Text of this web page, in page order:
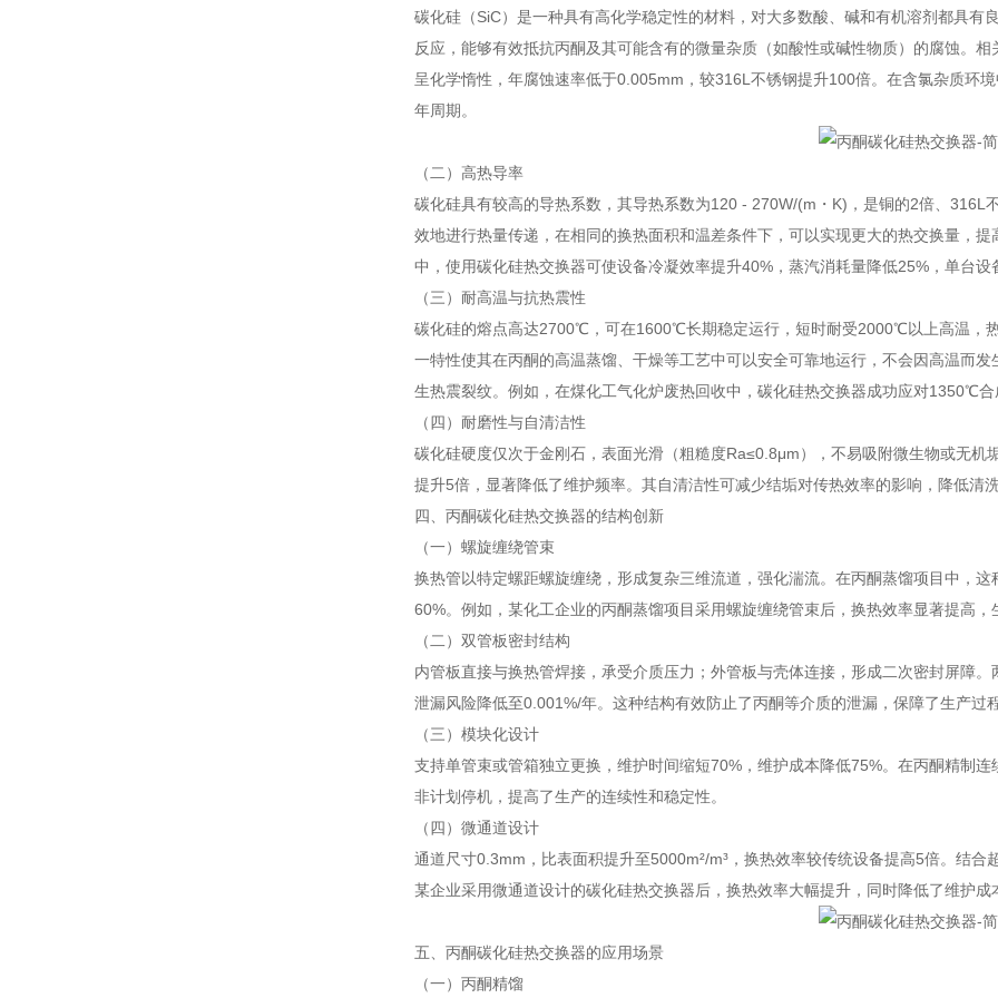
碳化硅（SiC）是一种具有高化学稳定性的材料，对大多数酸、碱和有机溶剂都具有
反应，能够有效抵抗丙酮及其可能含有的微量杂质（如酸性或碱性物质）的腐蚀。
呈化学惰性，年腐蚀速率低于0.005mm，较316L不锈钢提升100倍。在含氯杂质环
年周期。
（二）高热导率
碳化硅具有较高的导热系数，其导热系数为120 - 270W/(m・K)，是铜的2倍、316L
效地进行热量传递，在相同的换热面积和温差条件下，可以实现更大的热交换量，
中，使用碳化硅热交换器可使设备冷凝效率提升40%，蒸汽消耗量降低25%，单台
（三）耐高温与抗热震性
碳化硅的熔点高达2700℃，可在1600℃长期稳定运行，短时耐受2000℃以上高温，
一特性使其在丙酮的高温蒸馏、干燥等工艺中可以安全可靠地运行，不会因高温而
生热震裂纹。例如，在煤化工气化炉废热回收中，碳化硅热交换器成功应对1350℃
（四）耐磨性与自清洁性
碳化硅硬度仅次于金刚石，表面光滑（粗糙度Ra≤0.8μm），不易吸附微生物或无
提升5倍，显著降低了维护频率。其自清洁性可减少结垢对传热效率的影响，降低清
四、丙酮碳化硅热交换器的结构创新
（一）螺旋缠绕管束
换热管以特定螺距螺旋缠绕，形成复杂三维流道，强化湍流。在丙酮蒸馏项目中，
60%。例如，某化工企业的丙酮蒸馏项目采用螺旋缠绕管束后，换热效率显著提高，
（二）双管板密封结构
内管板直接与换热管焊接，承受介质压力；外管板与壳体连接，形成二次密封屏障
泄漏风险降低至0.001%/年。这种结构有效防止了丙酮等介质的泄漏，保障了生产过
（三）模块化设计
支持单管束或管箱独立更换，维护时间缩短70%，维护成本降低75%。在丙酮精制
非计划停机，提高了生产的连续性和稳定性。
（四）微通道设计
通道尺寸0.3mm，比表面积提升至5000m²/m³，换热效率较传统设备提高5倍。结
某企业采用微通道设计的碳化硅热交换器后，换热效率大幅提升，同时降低了维护成
五、丙酮碳化硅热交换器的应用场景
（一）丙酮精馏